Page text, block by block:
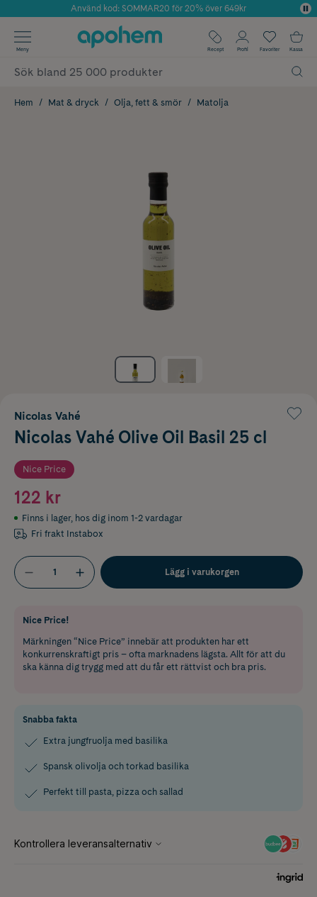
Årets Butik 2025 inom Skönhet
Använd kod: SOMMAR20 för 20% över 649kr
✓ Fri frakt
✓ Poäng på alla köp*
Meny Recept Profil Favoriter Kassa
Hem Mat & dryck Olja, fett & smör Matolja
Nicolas Vahé
Nicolas Vahé Olive Oil Basil 25 cl
Nice Price
122 kr
Finns i lager, hos dig inom 1-2 vardagar
Fri frakt Instabox
Lägg i varukorgen
Nice Price!
Märkningen “Nice Price” innebär att produkten har ett
konkurrenskraftigt pris – ofta marknadens lägsta. Allt för att du
ska känna dig trygg med att du får ett rättvist och bra pris.
Snabba fakta
Extra jungfruolja med basilika
Spansk olivolja och torkad basilika
Perfekt till pasta, pizza och sallad